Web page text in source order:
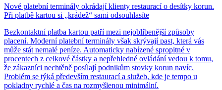
Nové platební terminály okrádají klienty restaurací o desítky korun.
Při platbě kartou si „krádež“ sami odsouhlasíte
Bezkontaktní platba kartou patří mezi nejoblíbenější způsoby
placení. Moderní platební terminály však skrývají past, která vás
může stát nemalé peníze. Automaticky nabízené spropitné v
procentech z celkové částky a nepřehledné ovládání vedou k tomu,
že zákazníci nechtěně posílají podnikům stovky korun navíc.
Problém se týká především restaurací a služeb, kde je tempo u
pokladny rychlé a čas na rozmyšlenou minimální.